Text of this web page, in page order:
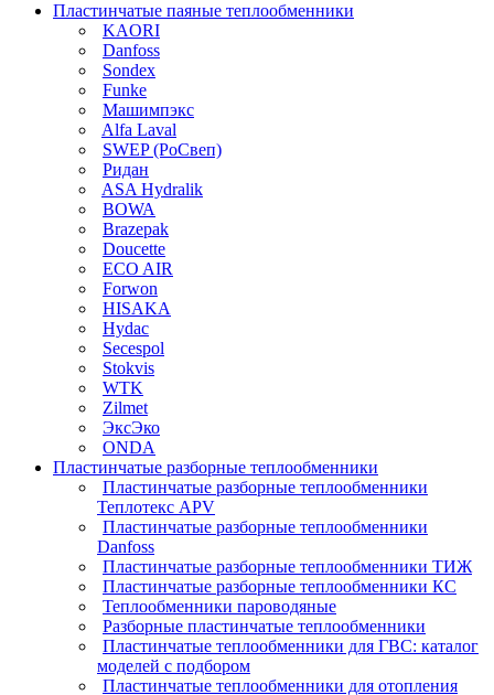
Пластинчатые паяные теплообменники
KAORI
Danfoss
Sondex
Funke
Машимпэкс
Alfa Laval
SWEP (РоСвеп)
Ридан
ASA Hydralik
BOWA
Brazepak
Doucette
ECO AIR
Forwon
HISAKA
Hydac
Secespol
Stokvis
WTK
Zilmet
ЭксЭко
ONDA
Пластинчатые разборные теплообменники
Пластинчатые разборные теплообменники
Теплотекс APV
Пластинчатые разборные теплообменники
Danfoss
Пластинчатые разборные теплообменники ТИЖ
Пластинчатые разборные теплообменники КC
Теплообменники пароводяные
Разборные пластинчатые теплообменники
Пластинчатые теплообменники для ГВС: каталог
моделей с подбором
Пластинчатые теплообменники для отопления